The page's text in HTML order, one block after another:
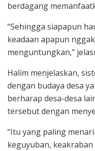
berdagang
“Sehingga siapapun
keadaan apapun
menguntungkan,”
Halim menjelaskan,
dengan budaya desa
berharap desa-desa
tersebut dengan
“Itu yang paling
keguyuban,